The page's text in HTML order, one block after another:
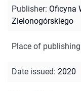
Publisher: Oficyna
Zielonogórskiego
Place of publishing
Date issued: 2020